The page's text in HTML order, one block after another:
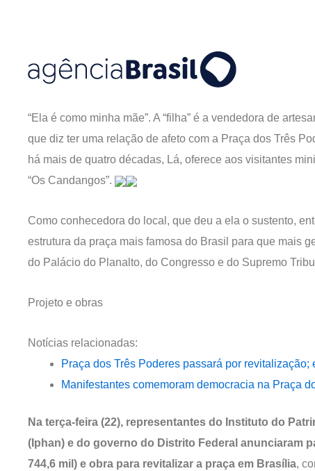
“Ela é como minha mãe”. A “filha” é a vendedora de
que diz ter uma relação de afeto com a Praça dos Três
há mais de quatro décadas, Lá, oferece aos visitantes
“Os Candangos”.
Como conhecedora do local, que deu a ela o sustento,
estrutura da praça mais famosa do Brasil para que mais
do Palácio do Planalto, do Congresso e do Supremo
Projeto e obras
Notícias relacionadas:
Praça dos Três Poderes passará por revitalização;
Manifestantes comemoram democracia na Praça
Na terça-feira (22), representantes do Instituto do
(Iphan) e do governo do Distrito Federal anunciaram
744,6 mil) e obra para revitalizar a praça em Brasília,